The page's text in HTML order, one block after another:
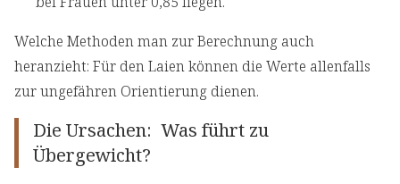
Welche Methoden man zur Berechnung auch
heranzieht: Für den Laien können die Werte allenfalls
zur ungefähren Orientierung dienen.
Die Ursachen: Was führt zu
Übergewicht?